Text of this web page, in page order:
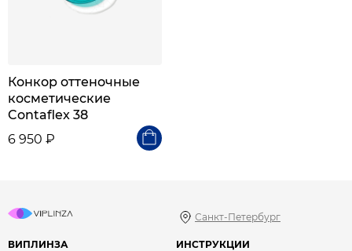
Конкор оттеночные
косметические
Contaflex 38
6 950 ₽
Санкт-Петербург
ВИПЛИНЗА
ИНСТРУКЦИИ